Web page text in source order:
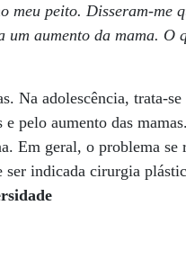
meu peito. Disseram-me
aumento da mama. O
Na adolescência, trata-
pelo aumento das
Em geral, o problema se
ser indicada cirurgia